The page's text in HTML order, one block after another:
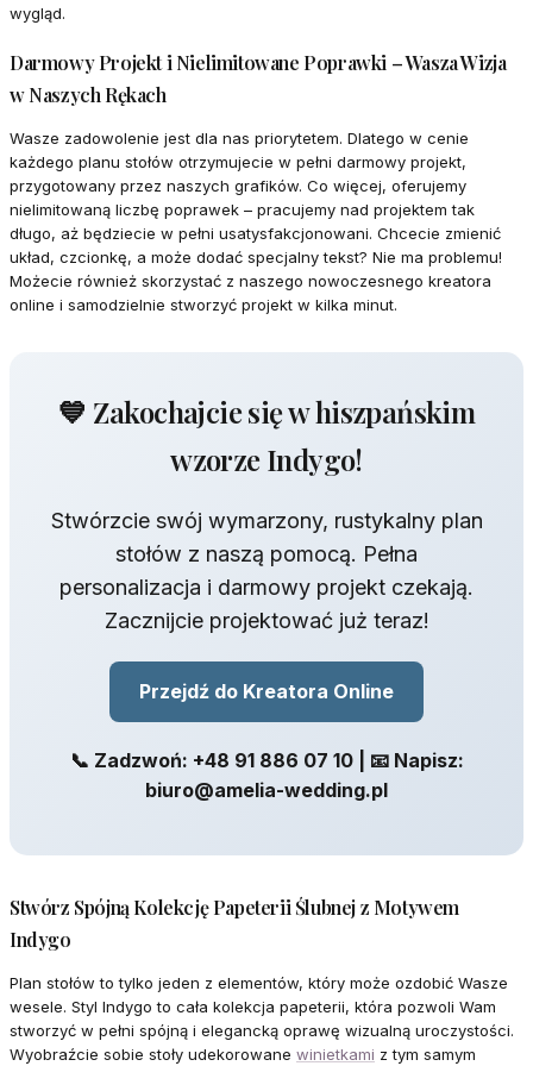
wygląd.
Darmowy Projekt i Nielimitowane Poprawki – Wasza Wizja
w Naszych Rękach
Wasze zadowolenie jest dla nas priorytetem. Dlatego w cenie
każdego planu stołów otrzymujecie w pełni darmowy projekt,
przygotowany przez naszych grafików. Co więcej, oferujemy
nielimitowaną liczbę poprawek – pracujemy nad projektem tak
długo, aż będziecie w pełni usatysfakcjonowani. Chcecie zmienić
układ, czcionkę, a może dodać specjalny tekst? Nie ma problemu!
Możecie również skorzystać z naszego nowoczesnego kreatora
online i samodzielnie stworzyć projekt w kilka minut.
💙 Zakochajcie się w hiszpańskim
wzorze Indygo!
Stwórzcie swój wymarzony, rustykalny plan
stołów z naszą pomocą. Pełna
personalizacja i darmowy projekt czekają.
Zacznijcie projektować już teraz!
Przejdź do Kreatora Online
📞 Zadzwoń: +48 91 886 07 10 | 📧 Napisz:
biuro@amelia-wedding.pl
Stwórz Spójną Kolekcję Papeterii Ślubnej z Motywem
Indygo
Plan stołów to tylko jeden z elementów, który może ozdobić Wasze
wesele. Styl Indygo to cała kolekcja papeterii, która pozwoli Wam
stworzyć w pełni spójną i elegancką oprawę wizualną uroczystości.
Wyobraźcie sobie stoły udekorowane winietkami z tym samym